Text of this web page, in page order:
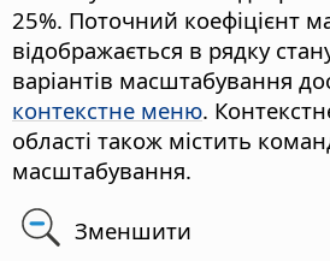
25%. Поточний коефіцієнт
відображається в рядку
варіантів масштабування
контекстне меню.
області також містить
масштабування.
Зменшити